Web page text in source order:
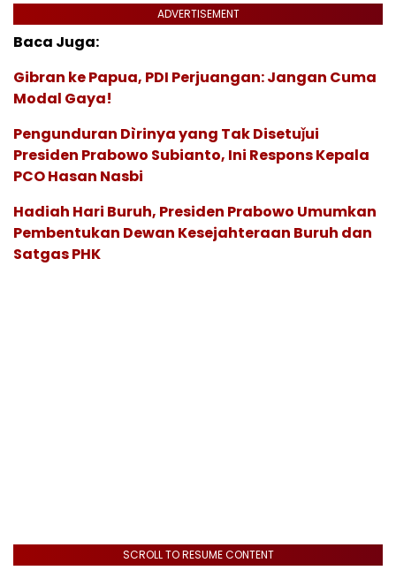
ADVERTISEMENT
Baca Juga:
Gibran ke Papua, PDI Perjuangan: Jangan Cuma
Modal Gaya!
Pengunduran Dìrinya yang Tak Disetuǰui
Presiden Prabowo Subianto, Ini Respons Kepala
PCO Hasan Nasbi
Hadiah Hari Buruh, Presiden Prabowo Umumkan
Pembentukan Dewan Kesejahteraan Buruh dan
Satgas PHK
SCROLL TO RESUME CONTENT